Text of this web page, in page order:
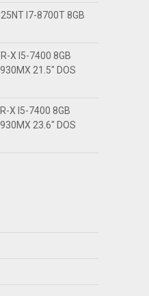
I7-8700T 8GB
X I5-7400 8GB
21.5″ DOS
X I5-7400 8GB
23.6″ DOS